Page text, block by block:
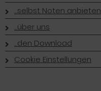
...selbst Noten anbieten
...über uns
...den Download
Cookie Einstellungen